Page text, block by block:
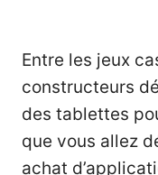
Entre les jeux
constructeurs
des tablettes
que vous allez
achat